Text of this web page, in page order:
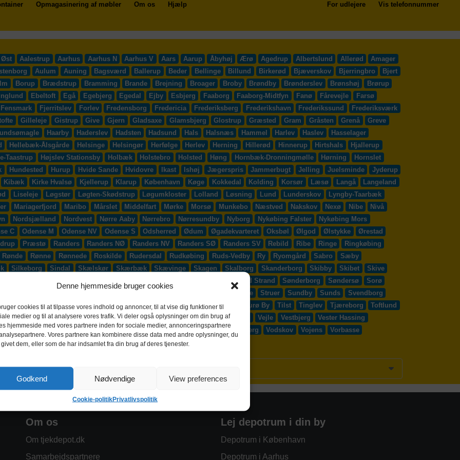
Denne hjemmeside bruger cookies
cookies til at tilpasse vores indhold og annoncer, til at vise dig funktioner til
medier og til at analysere vores trafik. Vi deler også oplysninger om din brug af
hjemmeside med vores partnere inden for sociale medier, annonceringspartnere
Vores partnere kan kombinere disse data med andre oplysninger, du
dem, eller som de har indsamlet fra din brug af deres tjenester.
Godkend Nødvendige View preferences
Cookie-politikPrivatlivspolitik
Opmagasinering af møbler Om os Hjælp For udlejere Vis telefonnummer
Øst Aalestrup Aarhus Aarhus N Aarhus V Aars Aarup Åbyhøj Ærø Agedrup Albertslund Allerød
Amager
Aulum Auning Bagsværd Ballerup Beder Bellinge Billund Birkerød Bjæverskov Bjerringbro
Bjert
Borup Brædstrup Bramming Brande Brejning Broager Broby Brøndby Brønderslev Brønshøj
Brørup
Ebeltoft Egå Egebjerg Egedal Ejby Esbjerg Faaborg Faaborg-Midtfyn Fanø Fårevejle
Farsø
Fensmark Fjerritslev Forlev Fredensborg Fredericia Frederiksberg Frederikshavn Frederikssund
Frederiksværk
Gilleleje Gistrup Give Gjern Gladsaxe Glamsbjerg Glostrup Græsted Gram Gråsten Grenå
Greve
Haarby Haderslev Hadsten Hadsund Hals Halsnæs Hammel Harlev Haslev
Hasselager
Hellebæk-Ålsgårde Helsinge Helsingør Herfølge Herlev Herning Hillerød Hinnerup Hirtshals
Hjallerup
Taastrup Højslev Stationsby Holbæk Holstebro Holsted Høng Hornbæk-Dronningmølle Hørning
Hornslet
Hundested Hurup Hvide Sande Hvidovre Ikast Ishøj Jægerspris Jammerbugt Jelling Juelsminde
Jyderup
Kibæk Kirke Hvalsø Kjellerup Klarup København Køge Kokkedal Kolding Korsør Læsø Langå
Langeland
Liseleje Løgstør Løgten-Skødstrup Løgumkloster Lolland Løsning Lund Lunderskov
Lyngby-Taarbæk
Mariagerfjord Maribo Mårslet Middelfart Mørke Morsø Munkebo Næstved Nakskov Nexø Nibe
Nivå
Nordsjælland Nordvest Nørre Aaby Nørrebro Nørresundby Nyborg Nykøbing Falster
Nykøbing Mors
C Odense M Odense NV Odense S Odsherred Ødum Øgadekvarteret Oksbøl Ølgod Ølstykke
Ørestad
Præstø Randers Randers NØ Randers NV Randers SØ Randers SV Rebild Ribe Ringe
Ringkøbing
Rønde Rønne Rønnede Roskilde Rudersdal Rudkøbing Ruds-Vedby Ry Ryomgård Sabro
Sæby
Silkeborg Sindal Skælskør Skærbæk Skævinge Skagen Skalborg Skanderborg Skibby Skibet
Skive
Solrød Strand Sønderborg Søndersø
Sorø
Strøby Egede Struer Sundby Sunds
Svendborg
Sydhavnen Taastrup Tarm Tårnby Taulov Them Thisted Thurø By Tilst Tinglev Tjæreborg
Toftlund
Vadum Værløse Valby Vallensbæk Vamdrup Vanløse Varde Vejle Vestbjerg
Vester Hassing
S Videbæk Vildbjerg Vinderup Vindinge Virklund Virum Vissenbjerg Vodskov Vojens
Vorbasse
Om os
Om tjekdepot.dk
Samarbejdspartnere
Lej depotrum i din by
Depotrum i København
Depotrum i Aarhus